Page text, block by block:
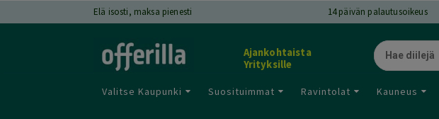
Elä isosti, maksa pienesti 14päivän palautusoikeus
Ajankohtaista
Yrityksille
Valitse Kaupunki Suosituimmat Ravintolat Kauneus